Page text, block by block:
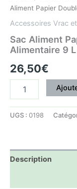
Aliment Papier
Accessoires Vrac
Sac Aliment
Alimentaire 9
26,50€
UGS : 0198
Description